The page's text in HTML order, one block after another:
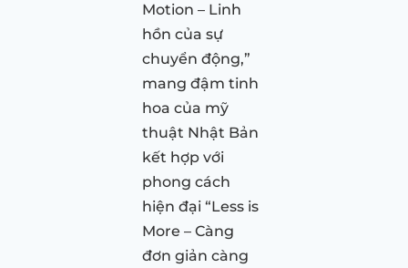
Motion – Linh
hồn của sự
chuyển động,”
mang đậm tinh
hoa của mỹ
thuật Nhật Bản
kết hợp với
phong cách
hiện đại “Less is
More – Càng
đơn giản càng